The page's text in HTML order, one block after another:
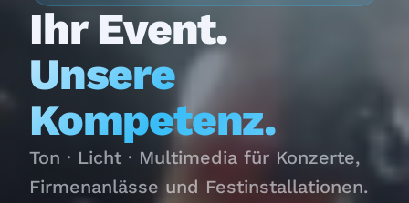
Ihr Event.
Unsere
Kompetenz.
Ton · Licht · Multimedia für Konzerte,
Firmenanlässe und Festinstallationen.